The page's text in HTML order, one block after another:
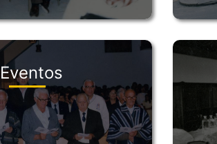
Eventos